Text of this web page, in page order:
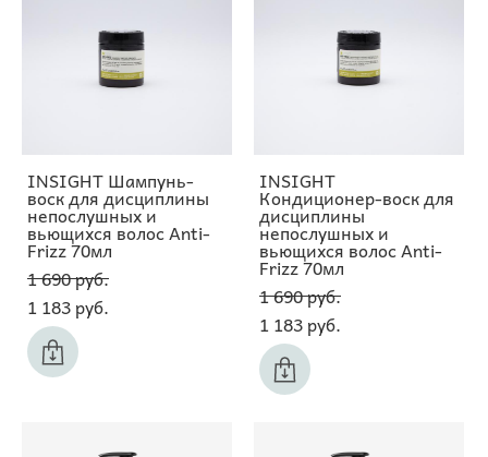
INSIGHT Шампунь-
воск для дисциплины
непослушных и
вьющихся волос Anti-
Frizz 70мл
1 690 pуб.
1 183 pуб.
INSIGHT
Кондиционер-воск для
дисциплины
непослушных и
вьющихся волос Anti-
Frizz 70мл
1 690 pуб.
1 183 pуб.